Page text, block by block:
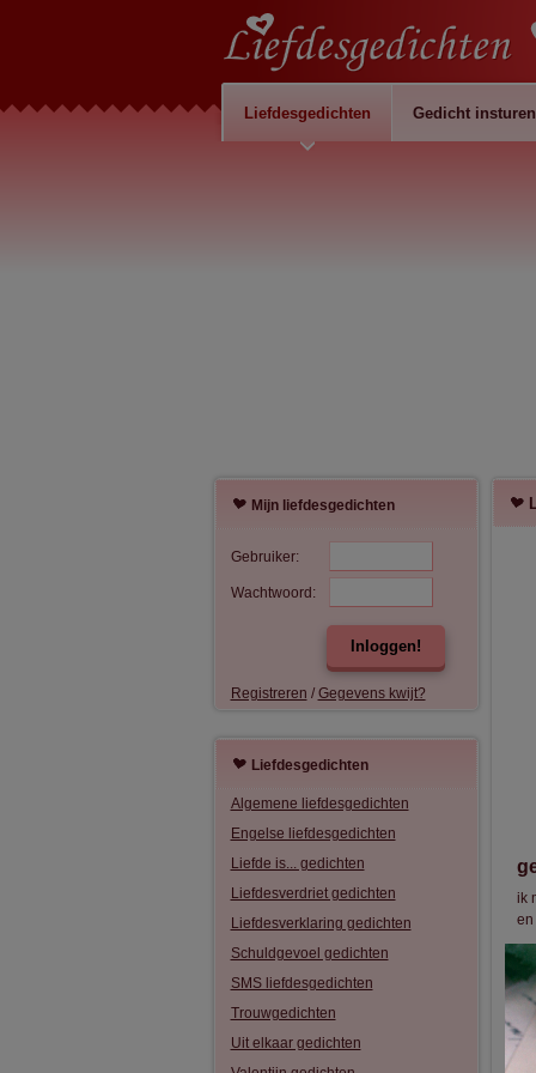
Liefdesgedichten Gedicht insturen
Mijn liefdesgedichten
Gebruiker:
Wachtwoord:
Inloggen!
Registreren / Gegevens kwijt?
Liefdesgedichten
Algemene liefdesgedichten
Engelse liefdesgedichten
Liefde is... gedichten
Liefdesverdriet gedichten
Liefdesverklaring gedichten
Schuldgevoel gedichten
SMS liefdesgedichten
Trouwgedichten
Uit elkaar gedichten
ik
en
en
in